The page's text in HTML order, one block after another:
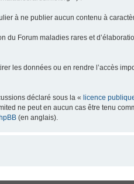
à ne publier aucun contenu à
du Forum maladies rares et
les données ou en rendre l’accès
déclaré sous la « licence
ne peut en aucun cas être tenu
(en anglais).